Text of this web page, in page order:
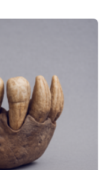
sich durch
Jun.-Prof. Dr.
an der
(JGU), und ihr
in Tansania
die Tremore
Ort in…